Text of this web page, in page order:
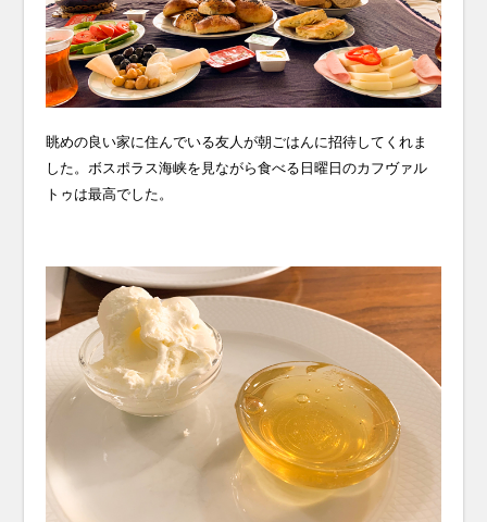
眺めの良い家に住んでいる友人が朝ごはんに招待してくれま
した。ボスポラス海峡を見ながら食べる日曜日のカフヴァル
トゥは最高でした。